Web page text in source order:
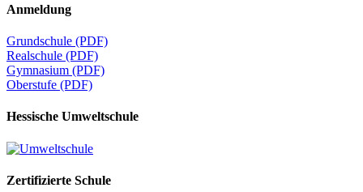
Anmeldung
Grundschule (PDF)
Realschule (PDF)
Gymnasium (PDF)
Oberstufe (PDF)
Hessische Umweltschule
Zertifizierte Schule